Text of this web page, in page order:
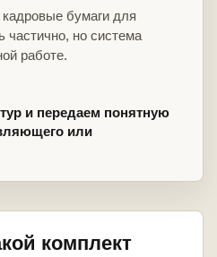
бумаги для
частично, но система
работе.
и передаем понятную
или
комплект